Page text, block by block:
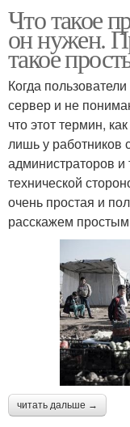
Что такое
он нужен.
такое
Когда
сервер и не
что этот термин,
лишь у
администраторов и
технической
очень простая и
расскажем
читать дальше →